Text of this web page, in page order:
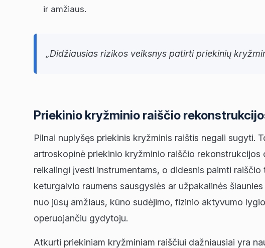
ir amžiaus.
„Didžiausias rizikos veiksnys patirti priekinių
Priekinio kryžminio raiščio
Pilnai nuplyšęs priekinis kryžminis raištis negali sugyti.
artroskopinė priekinio kryžminio raiščio
reikalingi įvesti instrumentams, o didesnis paimti
keturgalvio raumens sausgyslės ar užpakalinės
nuo jūsų amžiaus, kūno sudėjimo, fizinio aktyvumo
operuojančiu gydytoju.
Atkurti priekiniam kryžminiam raiščiui dažniausiai yra